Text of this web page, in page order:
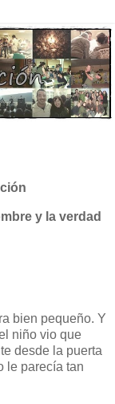
y la verdad
bien pequeño. Y
niño vio que
desde la puerta
le parecía tan